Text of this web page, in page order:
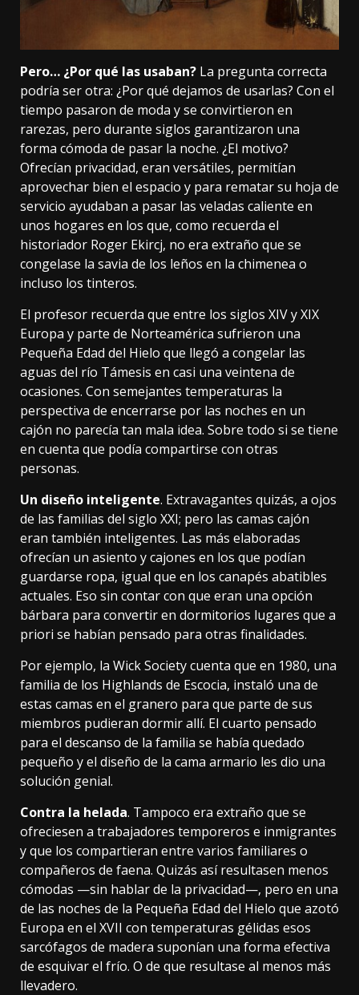
Pero… ¿Por qué las usaban? La pregunta correcta
podría ser otra: ¿Por qué dejamos de usarlas? Con el
tiempo pasaron de moda y se convirtieron en
rarezas, pero durante siglos garantizaron una
forma cómoda de pasar la noche. ¿El motivo?
Ofrecían privacidad, eran versátiles, permitían
aprovechar bien el espacio y para rematar su hoja de
servicio ayudaban a pasar las veladas caliente en
unos hogares en los que, como recuerda el
historiador Roger Ekircj, no era extraño que se
congelase la savia de los leños en la chimenea o
incluso los tinteros.
El profesor recuerda que entre los siglos XIV y XIX
Europa y parte de Norteamérica sufrieron una
Pequeña Edad del Hielo que llegó a congelar las
aguas del río Támesis en casi una veintena de
ocasiones. Con semejantes temperaturas la
perspectiva de encerrarse por las noches en un
cajón no parecía tan mala idea. Sobre todo si se tiene
en cuenta que podía compartirse con otras
personas.
Un diseño inteligente. Extravagantes quizás, a ojos
de las familias del siglo XXI; pero las camas cajón
eran también inteligentes. Las más elaboradas
ofrecían un asiento y cajones en los que podían
guardarse ropa, igual que en los canapés abatibles
actuales. Eso sin contar con que eran una opción
bárbara para convertir en dormitorios lugares que a
priori se habían pensado para otras finalidades.
Por ejemplo, la Wick Society cuenta que en 1980, una
familia de los Highlands de Escocia, instaló una de
estas camas en el granero para que parte de sus
miembros pudieran dormir allí. El cuarto pensado
para el descanso de la familia se había quedado
pequeño y el diseño de la cama armario les dio una
solución genial.
Contra la helada. Tampoco era extraño que se
ofreciesen a trabajadores temporeros e inmigrantes
y que los compartieran entre varios familiares o
compañeros de faena. Quizás así resultasen menos
cómodas —sin hablar de la privacidad—, pero en una
de las noches de la Pequeña Edad del Hielo que azotó
Europa en el XVII con temperaturas gélidas esos
sarcófagos de madera suponían una forma efectiva
de esquivar el frío. O de que resultase al menos más
llevadero.